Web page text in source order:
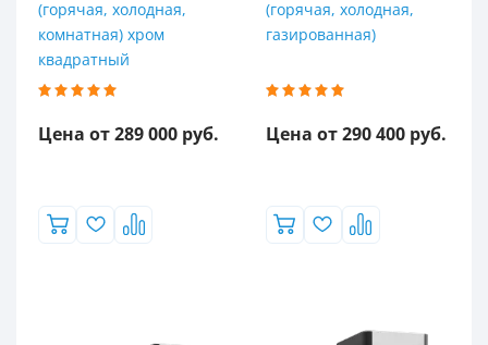
(горячая, холодная,
комнатная) хром
квадратный
Цена от 289 000 руб.
(горячая, холодная,
газированная)
Цена от 290 400 руб.